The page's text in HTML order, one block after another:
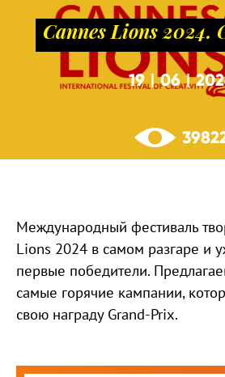
Cannes Lions
19 |06|
Международный фестиваль
Lions 2024 в самом разгаре и
первые победители.
самые горячие кампании,
свою награду Grand-Prix.